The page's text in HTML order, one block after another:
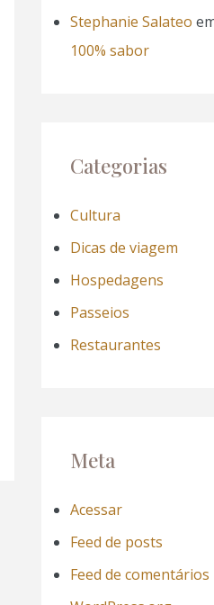
Stephanie Salateo
100% sabor
Categorias
Cultura
Dicas de viagem
Hospedagens
Passeios
Restaurantes
Meta
Acessar
Feed de posts
Feed de comentários